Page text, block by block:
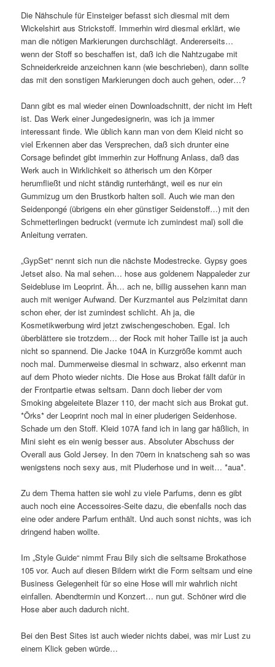
Die Nähschule für Einsteiger befasst sich diesmal mit dem
Wickelshirt aus Strickstoff. Immerhin wird diesmal erklärt, wie
man die nötigen Markierungen durchschlägt. Andererseits…
wenn der Stoff so beschaffen ist, daß ich die Nahtzugabe mit
Schneiderkreide anzeichnen kann (wie beschrieben), dann sollte
das mit den sonstigen Markierungen doch auch gehen, oder…?
Dann gibt es mal wieder einen Downloadschnitt, der nicht im Heft
ist. Das Werk einer Jungedesignerin, was ich ja immer
interessant finde. Wie üblich kann man von dem Kleid nicht so
viel Erkennen aber das Versprechen, daß sich drunter eine
Corsage befindet gibt immerhin zur Hoffnung Anlass, daß das
Werk auch in Wirklichkeit so ätherisch um den Körper
herumfließt und nicht ständig runterhängt, weil es nur ein
Gummizug um den Brustkorb halten soll. Auch wie man den
Seidenpongé (übrigens ein eher günstiger Seidenstoff…) mit den
Schmetterlingen bedruckt (vermute ich zumindest mal) soll die
Anleitung verraten.
„GypSet“ nennt sich nun die nächste Modestrecke. Gypsy goes
Jetset also. Na mal sehen… hose aus goldenem Nappaleder zur
Seidebluse im Leoprint. Äh… ach ne, billig aussehen kann man
auch mit weniger Aufwand. Der Kurzmantel aus Pelzimitat dann
schon eher, der ist zumindest schlicht. Ah ja, die
Kosmetikwerbung wird jetzt zwischengeschoben. Egal. Ich
überblättere sie trotzdem… der Rock mit hoher Taille ist ja auch
nicht so spannend. Die Jacke 104A in Kurzgröße kommt auch
noch mal. Dummerweise diesmal in schwarz, also erkennt man
auf dem Photo wieder nichts. Die Hose aus Brokat fällt dafür in
der Frontpartie etwas seltsam. Dann doch lieber der vom
Smoking abgeleitete Blazer 110, der macht sich aus Brokat gut.
*Örks* der Leoprint noch mal in einer pluderigen Seidenhose.
Schade um den Stoff. Kleid 107A fand ich in lang gar häßlich, in
Mini sieht es ein wenig besser aus. Absoluter Abschuss der
Overall aus Gold Jersey. In den 70ern in knatscheng sah so was
wenigstens noch sexy aus, mit Pluderhose und in weit… *aua*.
Zu dem Thema hatten sie wohl zu viele Parfums, denn es gibt
auch noch eine Accessoires-Seite dazu, die ebenfalls noch das
eine oder andere Parfum enthält. Und auch sonst nichts, was ich
dringend haben wollte.
Im „Style Guide“ nimmt Frau Bily sich die seltsame Brokathose
105 vor. Auch auf diesen Bildern wirkt die Form seltsam und eine
Business Gelegenheit für so eine Hose will mir wahrlich nicht
einfallen. Abendtermin und Konzert… nun gut. Schöner wird die
Hose aber auch dadurch nicht.
Bei den Best Sites ist auch wieder nichts dabei, was mir Lust zu
einem Klick geben würde…